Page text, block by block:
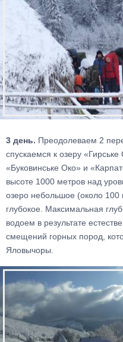
3 день. Преодолеваем 2
спускаемся к озеру
«Буковинське Око» и
высоте 1000 метров над
озеро небольшое (около 100
глубокое. Максимальная
водоем в результате
смещений горных пород,
Яловычоры.